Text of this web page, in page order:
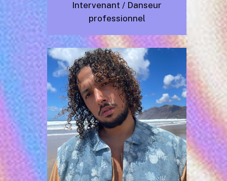
Intervenant / Danseur
professionnel